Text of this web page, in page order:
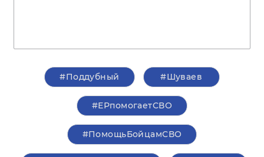
#Поддубный #Шуваев
#ЕРпомогаетСВО
#ПомощьБойцамСВО